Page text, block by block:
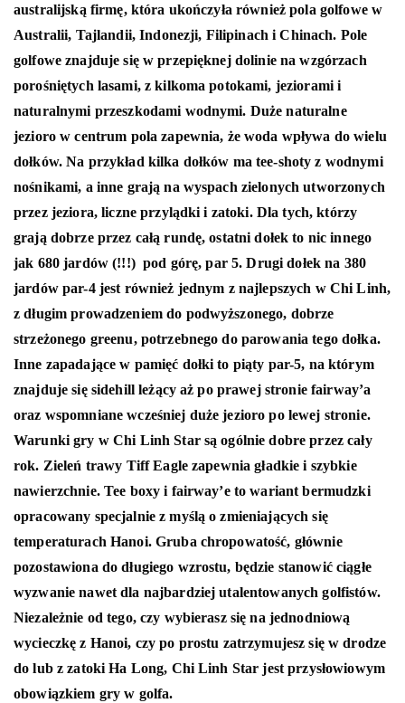
australijską firmę, która ukończyła również pola golfowe w
Australii, Tajlandii, Indonezji, Filipinach i Chinach. Pole
golfowe znajduje się w przepięknej dolinie na wzgórzach
porośniętych lasami, z kilkoma potokami, jeziorami i
naturalnymi przeszkodami wodnymi. Duże naturalne
jezioro w centrum pola zapewnia, że ​​woda wpływa do wielu
dołków. Na przykład kilka dołków ma tee-shoty z wodnymi
nośnikami, a inne grają na wyspach zielonych utworzonych
przez jeziora, liczne przylądki i zatoki. Dla tych, którzy
grają dobrze przez całą rundę, ostatni dołek to nic innego
jak 680 jardów (!!!) pod górę, par 5. Drugi dołek na 380
jardów par-4 jest również jednym z najlepszych w Chi Linh,
z długim prowadzeniem do podwyższonego, dobrze
strzeżonego greenu, potrzebnego do parowania tego dołka.
Inne zapadające w pamięć dołki to piąty par-5, na którym
znajduje się sidehill leżący aż po prawej stronie fairway’a
oraz wspomniane wcześniej duże jezioro po lewej stronie.
Warunki gry w Chi Linh Star są ogólnie dobre przez cały
rok. Zieleń trawy Tiff Eagle zapewnia gładkie i szybkie
nawierzchnie. Tee boxy i fairway’e to wariant bermudzki
opracowany specjalnie z myślą o zmieniających się
temperaturach Hanoi. Gruba chropowatość, głównie
pozostawiona do długiego wzrostu, będzie stanowić ciągłe
wyzwanie nawet dla najbardziej utalentowanych golfistów.
Niezależnie od tego, czy wybierasz się na jednodniową
wycieczkę z Hanoi, czy po prostu zatrzymujesz się w drodze
do lub z zatoki Ha Long, Chi Linh Star jest przysłowiowym
obowiązkiem gry w golfa.